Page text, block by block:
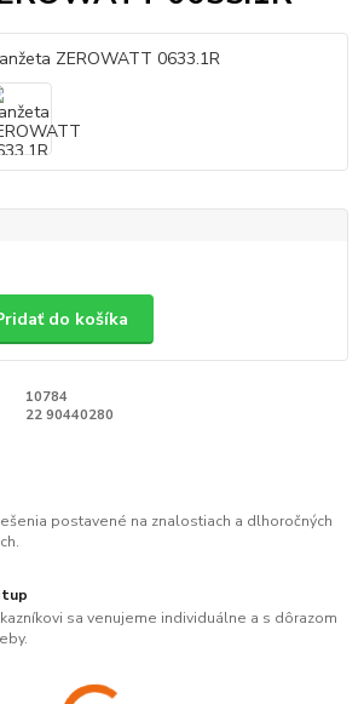
do košíka
10784
22 90440280
postavené na znalostiach a dlhoročných
sa venujeme individuálne a s dôrazom